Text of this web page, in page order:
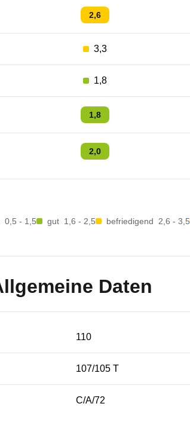
2,6
3,3
1,8
1,8
2,0
0,5 - 1,5 gut 1,6 - 2,5 befriedigend 2,6 - 3,5
Daten
110
107/105 T
C/A/72